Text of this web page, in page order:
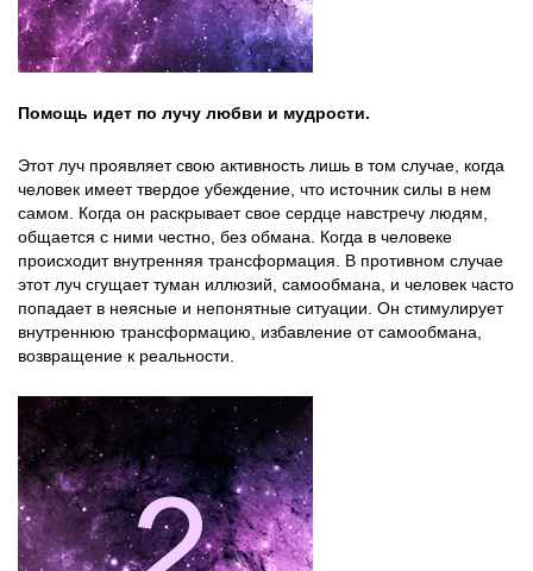
Помощь идет по лучу любви и мудрости.
Этот луч проявляет свою активность лишь в том случае, когда
человек имеет твердое убеждение, что источник силы в нем
самом. Когда он раскрывает свое сердце навстречу людям,
общается с ними честно, без обмана. Когда в человеке
происходит внутренняя трансформация. В противном случае
этот луч сгущает туман иллюзий, самообмана, и человек часто
попадает в неясные и непонятные ситуации. Он стимулирует
внутреннюю трансформацию, избавление от самообмана,
возвращение к реальности.